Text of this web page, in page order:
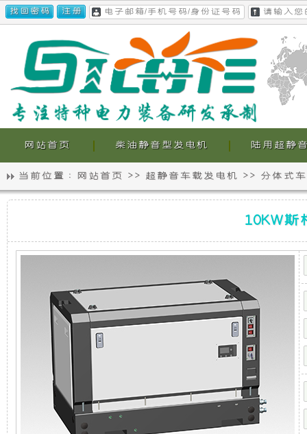
陆用超静
我
的
超
静
音
发
电
柴油静音型发电机
静
发
机
组，
网站首页
当前位置 : 网站首页 >> 超静音车载发电机 >> 分体式
10KW
斯
柯
特
柴
油
超
静
音
车
载
发
电
机
组
（分
体
式
10KW